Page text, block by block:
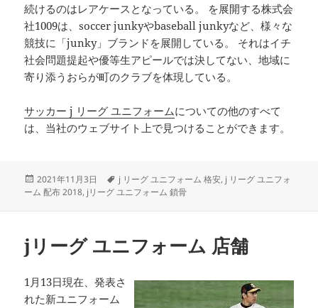
続けるのはレアケースとなっている。 を展開する株式会
社1009は、soccer junkyやbaseball junkyなど、様々な
競技に「junky」ブランドを展開している。 それはイチ
社会問題提起や優等生アピールでは決してない、地域に
寄り添うおらが町のクラブを体現している。
サッカー j リーグ ユニフォームについての他のすべて
は、当社のウェブサイト上で見つけることができます。
投
稿
2021年11月3日
タ
グ
j リーグ ユニフォーム 格安, j リーグ ユニフォ
ーム 配布 2018, jリーグ ユニフォーム 鎖骨
jリーグ ユニフォーム 店舗
1月13日現在、発表さ
れた新ユニフォーム